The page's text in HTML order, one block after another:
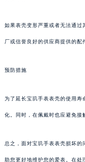
如果表壳变形严重或者无法通过
厂或信誉良好的供应商提供的配
预防措施
为了延长宝玑手表表壳的使用
化。同时，在佩戴时也应避免接
总之，面对宝玑手表表壳损坏
助您更好地维护您的爱表。在处